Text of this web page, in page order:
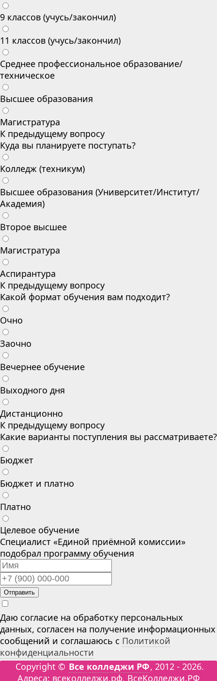
9 классов (учусь/закончил)
11 классов (учусь/закончил)
Среднее профессиональное образование/
техническое
Высшее образования
Магистратура
К предыдущему вопросу
Куда вы планируете поступать?
Колледж (техникум)
Высшее образования (Университет/Институт/
Академия)
Второе высшее
Магистратура
Аспирантура
К предыдущему вопросу
Какой формат обучения вам подходит?
Очно
Заочно
Вечернее обучение
Выходного дня
Дистанционно
К предыдущему вопросу
Какие варианты поступления вы рассматриваете?
Бюджет
Бюджет и платно
Платно
Целевое обучение
Специалист «Единой приёмной комиссии»
подобрал программу обучения
Отправить
Даю согласие на обработку персональных
данных, согласен на получение информационных
сообщений и соглашаюсь с Политикой
конфиденциальности
Copyright © Все колледжи РФ, 2012 - 2026.
Адреса: всеколледжи.рф, ВсеКолледжи.РФ